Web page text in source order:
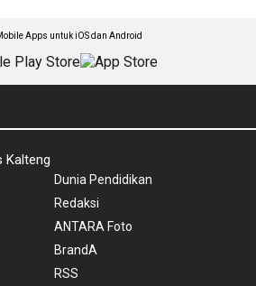
Apps untuk iOS dan Android
Kalteng
Dunia Pendidikan
Redaksi
ANTARA Foto
BrandA
RSS